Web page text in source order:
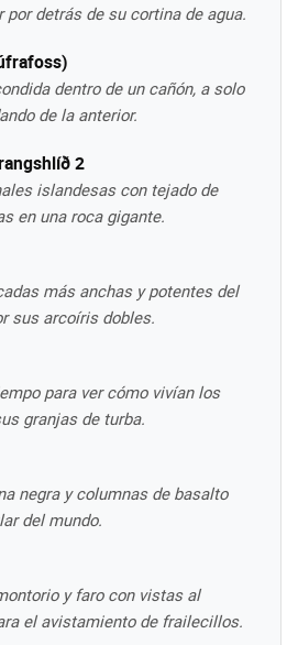
por detrás de su cortina de agua.
dentro de un cañón, a solo
de la anterior.
2
islandesas con tejado de
en una roca gigante.
más anchas y potentes del
sus arcoíris dobles.
para ver cómo vivían los
granjas de turba.
negra y columnas de basalto
del mundo.
y faro con vistas al
el avistamiento de frailecillos.